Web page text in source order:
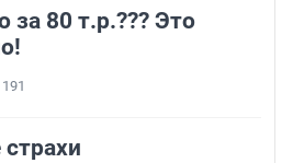
за 80 т.р.??? Это
191